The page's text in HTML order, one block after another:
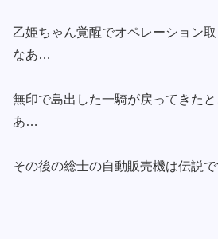
乙姫ちゃん覚醒でオペレーション
なあ…
無印で島出した一騎が戻ってきた
あ…
その後の総士の自動販売機は伝説で